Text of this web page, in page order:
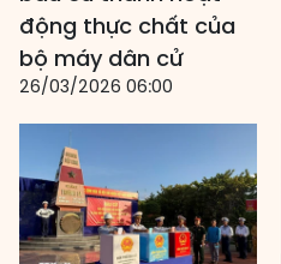
động thực chất của
bộ máy dân cử
26/03/2026 06:00